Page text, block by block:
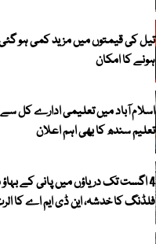
تیل کی قیمتوں میں مزید کمی ہو
ہونے کا امکان
اسلام آباد میں تعلیمی ادارے کل
تعلیم سندھ کا بھی اہم اعلان
4 اگست تک دریاؤں میں پانی کے
فلڈنگ کا خدشہ، این ڈی ایم اے کا